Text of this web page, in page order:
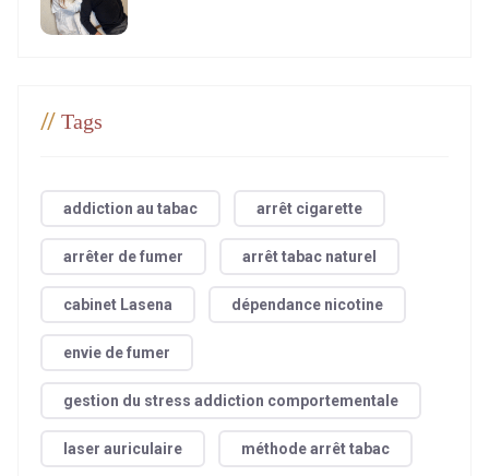
// Tags
addiction au tabac arrêt cigarette
arrêter de fumer arrêt tabac naturel
cabinet Lasena dépendance nicotine
envie de fumer
gestion du stress addiction comportementale
laser auriculaire méthode arrêt tabac